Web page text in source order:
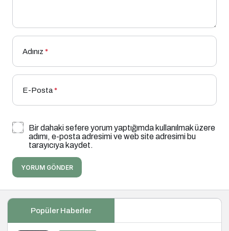
Adınız *
E-Posta*
Bir dahaki sefere yorum yaptığımda kullanılmak üzere
adımı, e-posta adresimi ve web site adresimi bu
tarayıcıya kaydet.
YORUM GÖNDER
Popüler Haberler